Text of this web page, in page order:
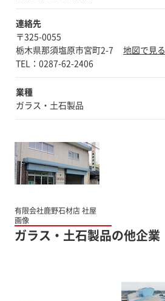
連絡先
〒325-0055
栃木県那須塩原市宮町2-7
地図で見る
業種
ガラス・土石製品
有限会社鹿野石材店 社屋
画像
ガラス・土石製品の他企業